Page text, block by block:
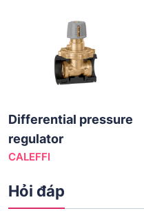
Differential pressure
regulator
CALEFFI
Hỏi đáp